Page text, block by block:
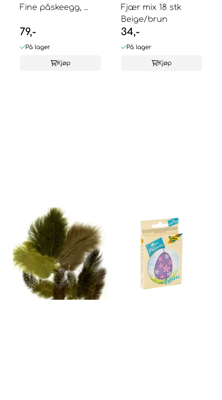
Fine påskeegg, ...
79,-
På lager
Kjøp
Fjær mix 18 stk
Beige/brun
34,-
På lager
Kjøp